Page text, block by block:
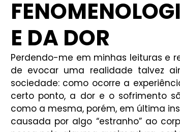
E DA DOR
Perdendo-me em minhas leituras e
de evocar uma realidade talvez
sociedade: como ocorre a
certo ponto, a dor e o sofrimento
como a mesma, porém, em última
causada por algo “estranho” ao